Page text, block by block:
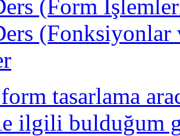
(Form
(Fonksiyonlar
tasarlama
ilgili bulduğum